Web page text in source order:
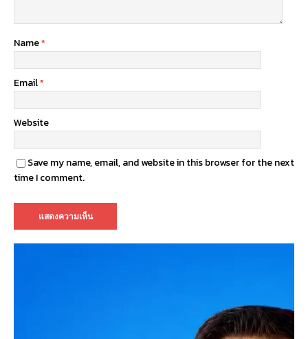
Name*
Email*
Website
Save my name, email, and website in this browser for the next
time I comment.